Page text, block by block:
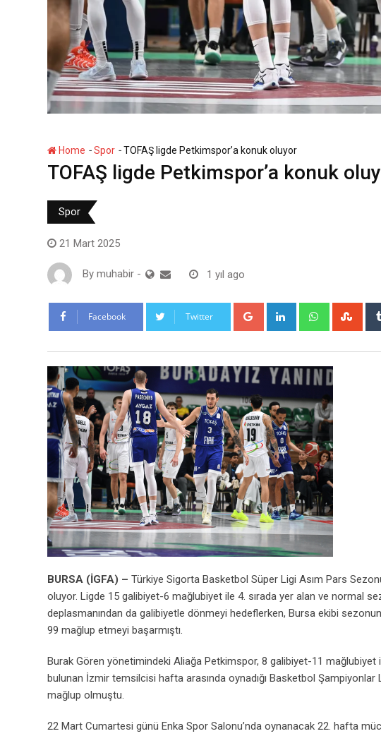
Home -Spor -TOFAŞ ligde Petkimspor’a konuk oluyor
TOFAŞ ligde Petkimspor’a konuk
Spor
21 Mart 2025
By muhabir - 1 yıl ago
Facebook Twitter Google+ LinkedIn Whatsapp
BURSA (İGFA) – Türkiye Sigorta Basketbol Süper Ligi Asım Pars
oluyor. Ligde 15 galibiyet-6 mağlubiyet ile 4. sırada yer alan ve normal
deplasmanından da galibiyetle dönmeyi hedeflerken, Bursa ekibi
99 mağlup etmeyi başarmıştı.
Burak Gören yönetimindeki Aliağa Petkimspor, 8 galibiyet-11 mağlubiyet
bulunan İzmir temsilcisi hafta arasında oynadığı Basketbol Şampiyonlar
mağlup olmuştu.
22 Mart Cumartesi günü Enka Spor Salonu’nda oynanacak 22. hafta